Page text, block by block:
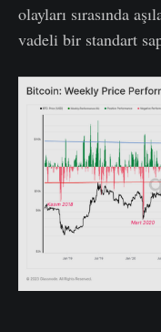
olayları sırasında
vadeli bir standart